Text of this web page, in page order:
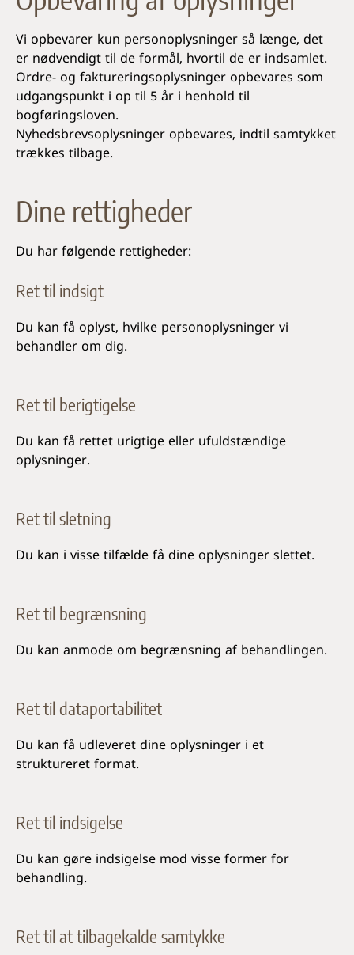
Vi opbevarer kun personoplysninger så længe, det
er nødvendigt til de formål, hvortil de er indsamlet.
Ordre- og faktureringsoplysninger opbevares som
udgangspunkt i op til 5 år i henhold til
bogføringsloven.
Nyhedsbrevsoplysninger opbevares, indtil samtykket
trækkes tilbage.
Dine rettigheder
Du har følgende rettigheder:
Ret til indsigt
Du kan få oplyst, hvilke personoplysninger vi
behandler om dig.
Ret til berigtigelse
Du kan få rettet urigtige eller ufuldstændige
oplysninger.
Ret til sletning
Du kan i visse tilfælde få dine oplysninger slettet.
Ret til begrænsning
Du kan anmode om begrænsning af behandlingen.
Ret til dataportabilitet
Du kan få udleveret dine oplysninger i et
struktureret format.
Ret til indsigelse
Du kan gøre indsigelse mod visse former for
behandling.
Ret til at tilbagekalde samtykke